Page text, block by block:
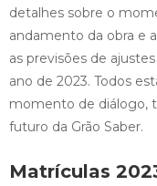
detalhes sobre o
andamento da obra e
as previsões de
ano de 2023. Todos
momento de diálogo,
futuro da Grão Saber.
Matrículas